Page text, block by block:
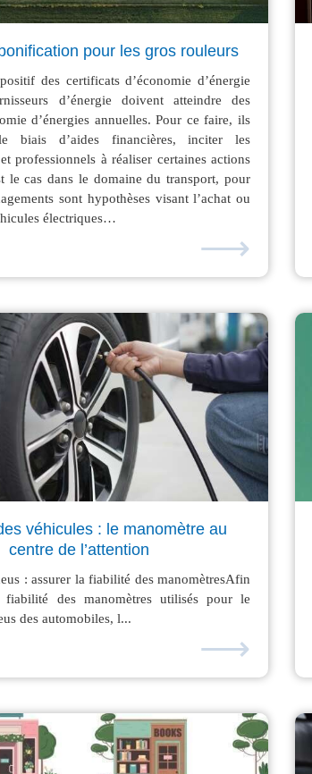
pour les gros rouleurs
des certificats d’économie d’énergie
d’énergie doivent atteindre des
d’énergies annuelles. Pour ce faire, ils
biais d’aides financières, inciter les
professionnels à réaliser certaines actions
le cas dans le domaine du transport, pour
sont hypothèses visant l’achat ou
électriques…
⟶
véhicules : le manomètre au
centre de l’attention
: assurer la fiabilité des manomètresAfin
des manomètres utilisés pour le
des automobiles, l...
⟶